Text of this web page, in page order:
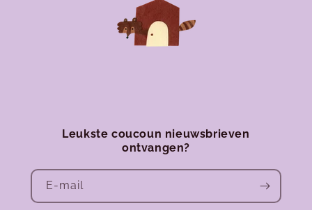
Leukste coucoun nieuwsbrieven
ontvangen?
E‑mail